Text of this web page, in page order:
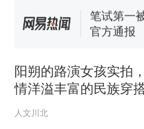
来源：参
笔试第一
官方通报
因老师一
人生
阳朔的路演女孩实拍
情洋溢丰富的民族穿
#甜美活力穿搭
人文川北